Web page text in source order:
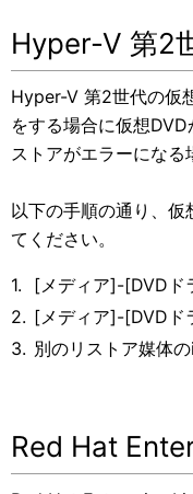
Hyper-V 第2
Hyper-V 第2世代の仮
をする場合に仮想
ストアがエラーになる
以下の手順の通り、
てください。
[メディア]-[DVDド
[メディア]-[DVDド
別のリストア媒体
Red Hat